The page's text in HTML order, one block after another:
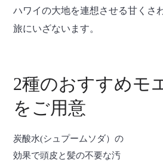
ハワイの大地を連想させる甘くさ
旅にいざないます。
2種のおすすめモ
をご用意
炭酸水(シュプームソダ）の
効果で頭皮と髪の不要な汚